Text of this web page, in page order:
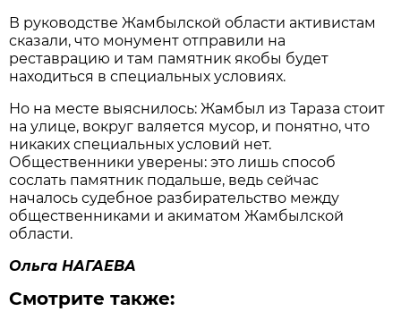
В руководстве Жамбылской области активистам
сказали, что монумент отправили на
реставрацию и там памятник якобы будет
находиться в специальных условиях.
Но на месте выяснилось: Жамбыл из Тараза стоит
на улице, вокруг валяется мусор, и понятно, что
никаких специальных условий нет.
Общественники уверены: это лишь способ
сослать памятник подальше, ведь сейчас
началось судебное разбирательство между
общественниками и акиматом Жамбылской
области.
Ольга НАГАЕВА
Смотрите также: